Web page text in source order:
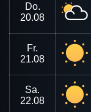
Do.
20.08
Fr.
21.08
Sa.
22.08